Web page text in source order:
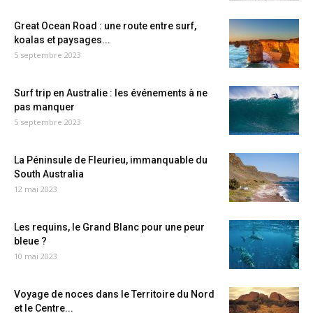
Great Ocean Road : une route entre surf,
koalas et paysages...
5 septembre 2023
Surf trip en Australie : les événements à ne
pas manquer
5 septembre 2023
La Péninsule de Fleurieu, immanquable du
South Australia
12 mai 2023
Les requins, le Grand Blanc pour une peur
bleue ?
10 mai 2023
Voyage de noces dans le Territoire du Nord
et le Centre...